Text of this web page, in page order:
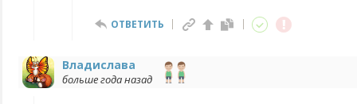
ОТВЕТИТЬ
Владислава
больше года назад